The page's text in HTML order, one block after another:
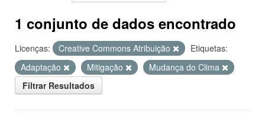
1 conjunto de dados encontrado
Licenças: Creative Commons Atribuição
Etiquetas:
Adaptação
Mitigação
Mudança do Clima
Filtrar Resultados